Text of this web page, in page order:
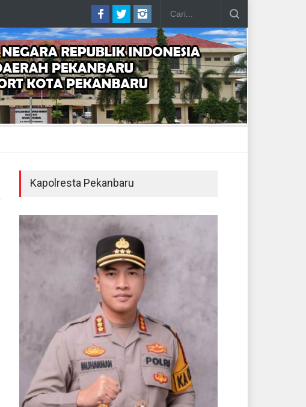
Kapolresta Pekanbaru